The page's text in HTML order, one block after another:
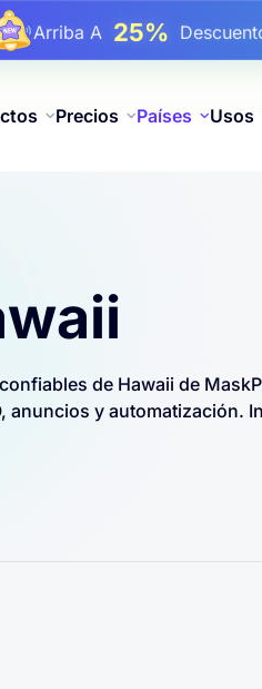
Arriba A 17%De
Arriba A25%
81%
Precios Países Usos
de Hawaii de
anuncios y automatización.